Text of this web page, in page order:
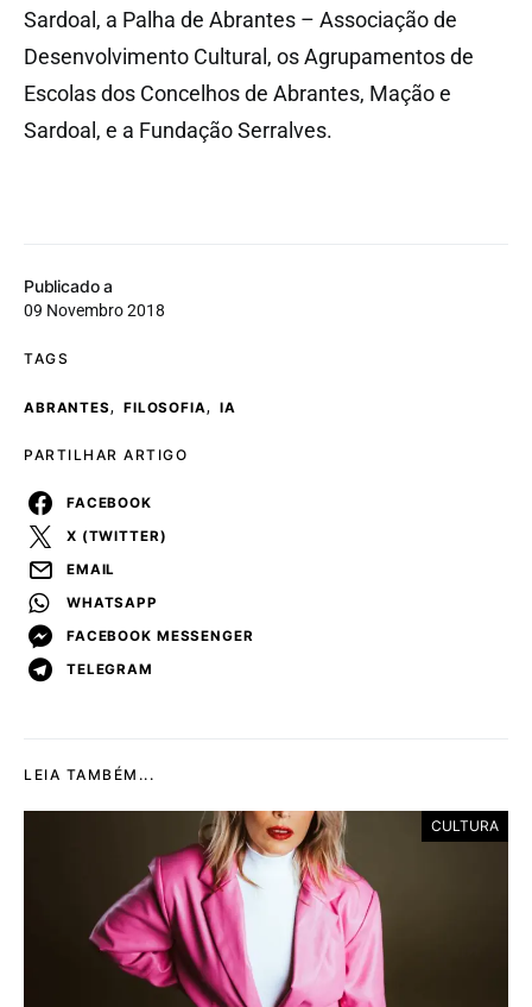
Publicado a
09 Novembro 2018
TAGS
ABRANTES, FILOSOFIA, IA
PARTILHAR ARTIGO
FACEBOOK
X (TWITTER)
EMAIL
WHATSAPP
FACEBOOK MESSENGER
TELEGRAM
Sardoal, a Palha de Abrantes – Associação de
Desenvolvimento Cultural, os Agrupamentos de
Escolas dos Concelhos de Abrantes, Mação e
Sardoal, e a Fundação Serralves.
LEIA TAMBÉM...
CULTURA